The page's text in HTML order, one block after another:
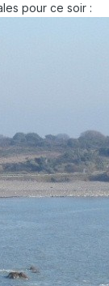
pour ce soir :